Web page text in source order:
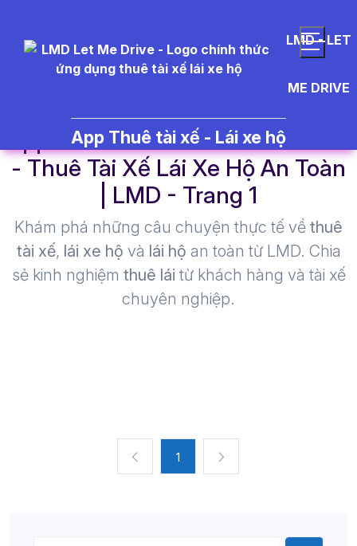
LMD - LET
ME DRIVE
App Thuê tài xế - Lái xe hộ
- Thuê Tài Xế Lái Xe Hộ An Toàn
| LMD - Trang 1​
Khám phá những câu chuyện thực tế về thuê
tài xế, lái xe hộ và lái hộ an toàn từ LMD. Chia
sẻ kinh nghiệm thuê lái từ khách hàng và tài xế
chuyên nghiệp.
1